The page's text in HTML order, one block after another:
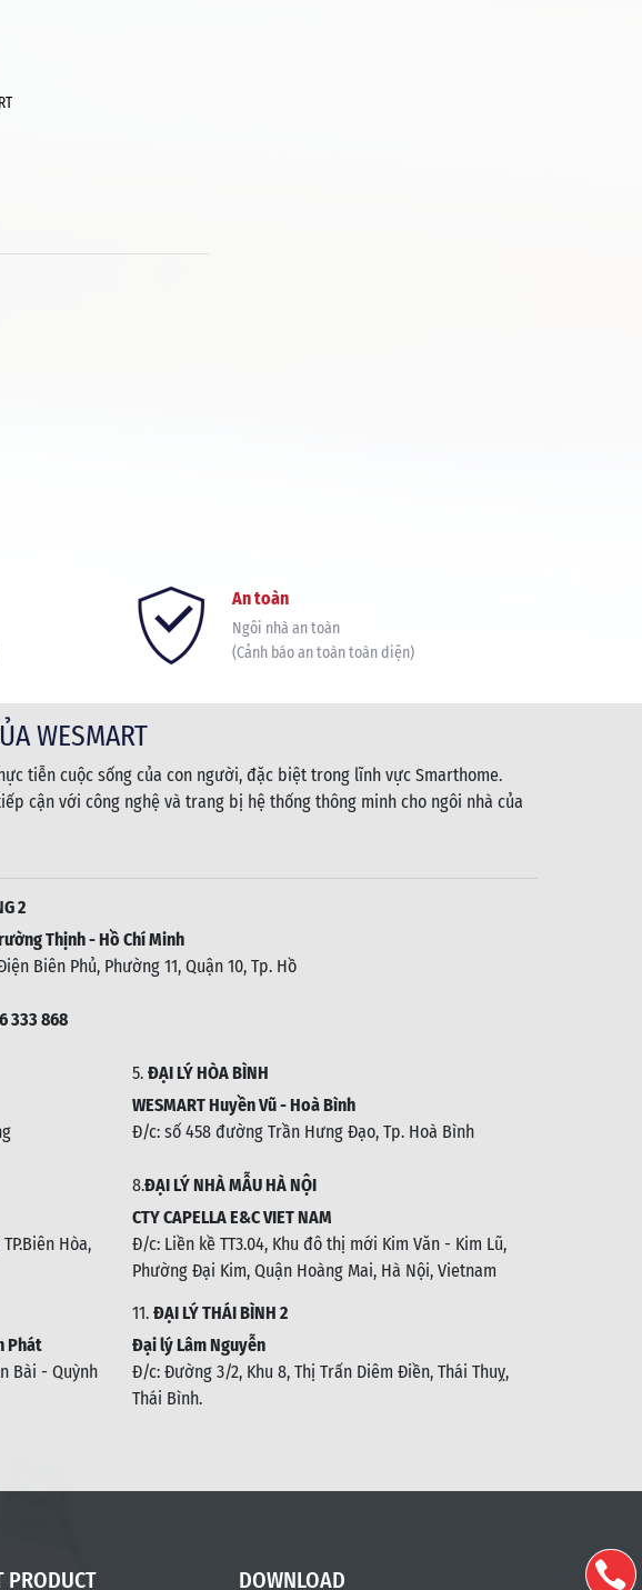
An toàn
Ngôi nhà an toàn
(Cảnh báo an toàn toàn diện)
WESMART
tiễn cuộc sống của con người, đặc biệt trong lĩnh vực Smarthome.
cận với công nghệ và trang bị hệ thống thông minh cho ngôi nhà của
2
Thịnh - Hồ Chí Minh
Biên Phủ, Phường 11, Quận 10, Tp. Hồ
333 868
5. ĐẠI LÝ HÒA BÌNH
WESMART Huyền Vũ - Hoà Bình
Đ/c: số 458 đường Trần Hưng Đạo, Tp. Hoà Bình
Hòa,
8.ĐẠI LÝ NHÀ MẪU HÀ NỘI
CTY CAPELLA E&C VIET NAM
Đ/c: Liền kề TT3.04, Khu đô thị mới Kim Văn - Kim Lũ,
Phường Đại Kim, Quận Hoàng Mai, Hà Nội, Vietnam
Phát
Bài - Quỳnh
11. ĐẠI LÝ THÁI BÌNH 2
Đại lý Lâm Nguyễn
Đ/c: Đường 3/2, Khu 8, Thị Trấn Diêm Điền, Thái Thuỵ,
Thái Bình.
PRODUCT DOWNLOAD